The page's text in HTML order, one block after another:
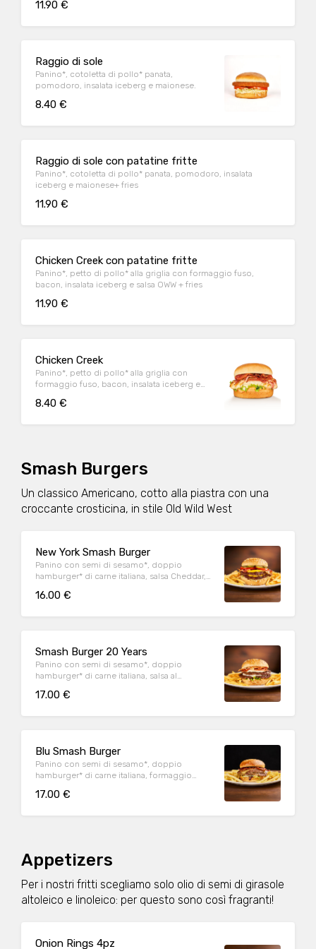
11.90 €
Raggio di sole
Panino*, cotoletta di pollo* panata,
pomodoro, insalata iceberg e maionese.
8.40 €
Raggio di sole con patatine fritte
Panino*, cotoletta di pollo* panata, pomodoro, insalata
iceberg e maionese+ fries
11.90 €
Chicken Creek con patatine fritte
Panino*, petto di pollo* alla griglia con formaggio fuso,
bacon, insalata iceberg e salsa OWW + fries
11.90 €
Chicken Creek
Panino*, petto di pollo* alla griglia con
formaggio fuso, bacon, insalata iceberg e
8.40 €
Smash Burgers
Un classico Americano, cotto alla piastra con una
croccante crosticina, in stile Old Wild West
New York Smash Burger
Panino con semi di sesamo*, doppio
hamburger* di carne italiana, salsa Cheddar,
iceberg e cetriolini, accompagnato da
16.00 €
Smash Burger 20 Years
Panino con semi di sesamo*, doppio
hamburger* di carne italiana, salsa al
insalata iceberg, salsa maionese senapata
17.00 €
Blu Smash Burger
Panino con semi di sesamo*, doppio
hamburger* di carne italiana, formaggio
insalata iceberg, servito con patate* Fries e
17.00 €
Appetizers
Per i nostri fritti scegliamo solo olio di semi di girasole
altoleico e linoleico: per questo sono così fragranti!
Onion Rings 4pz